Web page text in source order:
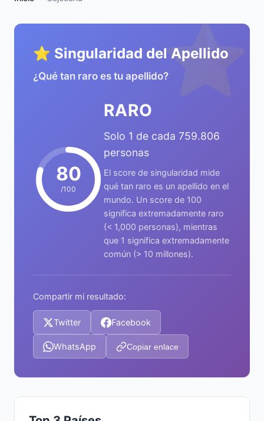
⭐
⭐ Singularidad del Apellido
¿Qué tan raro es tu apellido?
80
/100
RARO
Solo 1 de cada 759.806
personas
El score de singularidad mide
qué tan raro es un apellido en el
mundo. Un score de 100
significa extremadamente raro
(< 1,000 personas), mientras
que 1 significa extremadamente
común (> 10 millones).
Compartir mi resultado:
Twitter Facebook
WhatsApp Copiar enlace